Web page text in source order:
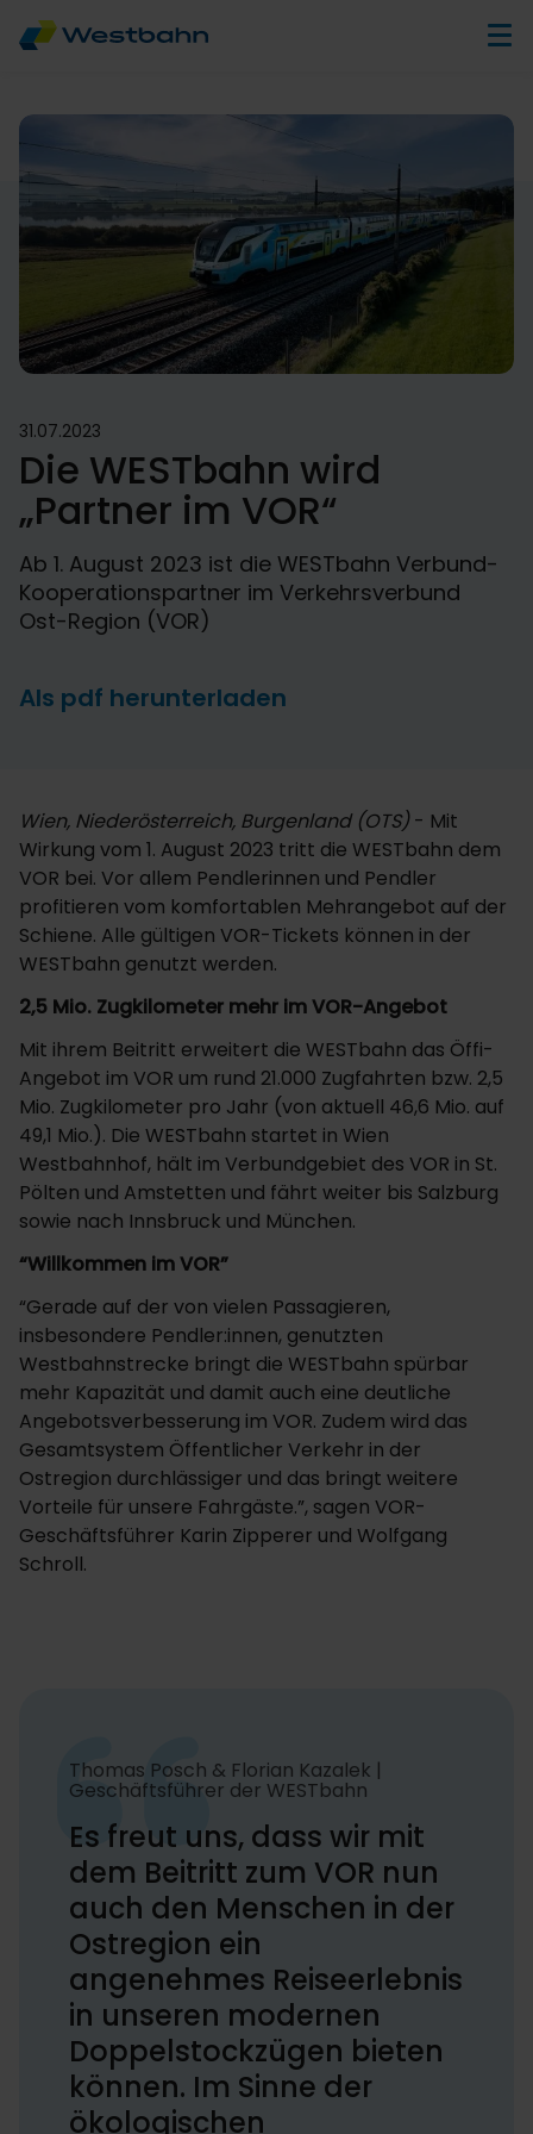
31.07.2023
Die WESTbahn wird
„Partner im VOR“
Ab 1. August 2023 ist die WESTbahn Verbund-
Kooperationspartner im Verkehrsverbund
Ost-Region (VOR)
Als pdf herunterladen
Wien, Niederösterreich, Burgenland (OTS)- Mit
Wirkung vom 1. August 2023 tritt die WESTbahn dem
VOR bei. Vor allem Pendlerinnen und Pendler
profitieren vom komfortablen Mehrangebot auf der
Schiene. Alle gültigen VOR-Tickets können in der
WESTbahn genutzt werden.
2,5 Mio. Zugkilometer mehr im VOR-Angebot
Mit ihrem Beitritt erweitert die WESTbahn das Öffi-
Angebot im VOR um rund 21.000 Zugfahrten bzw. 2,5
Mio. Zugkilometer pro Jahr (von aktuell 46,6 Mio. auf
49,1 Mio.). Die WESTbahn startet in Wien
Westbahnhof, hält im Verbundgebiet des VOR in St.
Pölten und Amstetten und fährt weiter bis Salzburg
sowie nach Innsbruck und München.
“Willkommen im VOR”
“Gerade auf der von vielen Passagieren,
insbesondere Pendler:innen, genutzten
Westbahnstrecke bringt die WESTbahn spürbar
mehr Kapazität und damit auch eine deutliche
Angebotsverbesserung im VOR. Zudem wird das
Gesamtsystem Öffentlicher Verkehr in der
Ostregion durchlässiger und das bringt weitere
Vorteile für unsere Fahrgäste.”, sagen VOR-
Geschäftsführer Karin Zipperer und Wolfgang
Schroll.
Thomas Posch & Florian Kazalek |
Geschäftsführer der WESTbahn
Es freut uns, dass wir mit
dem Beitritt zum VOR nun
auch den Menschen in der
Ostregion ein
angenehmes Reiseerlebnis
in unseren modernen
Doppelstockzügen bieten
können. Im Sinne der
ökologischen